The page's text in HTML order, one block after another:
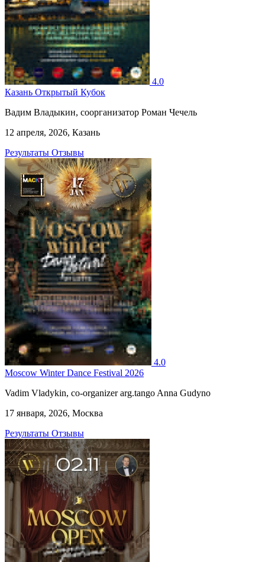
4.0
Казань Открытый Кубок
Вадим Владыкин, соорганизатор Роман Чечель
12 апреля, 2026, Казань
Результаты Отзывы
4.0
Moscow Winter Dance Festival 2026
Vadim Vladykin, co-organizer arg.tango Anna Gudyno
17 января, 2026, Москва
Результаты Отзывы